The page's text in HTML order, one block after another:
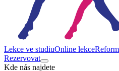
Lekce ve studiuOnline lekce
Rezervovat
Kde nás najdete